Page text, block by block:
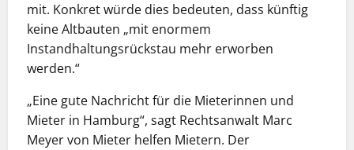
mit. Konkret würde dies bedeuten, dass künftig
keine Altbauten „mit enormem
Instandhaltungsrückstau mehr erworben
werden.“
„Eine gute Nachricht für die Mieterinnen und
Mieter in Hamburg“, sagt Rechtsanwalt Marc
Meyer von Mieter helfen Mietern. Der